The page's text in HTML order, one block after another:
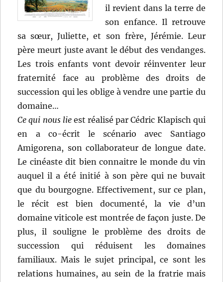
il revient dans la terre de
son enfance. Il retrouve
sa sœur, Juliette, et son frère, Jérémie. Leur
père meurt juste avant le début des vendanges.
Les trois enfants vont devoir réinventer leur
fraternité face au problème des droits de
succession qui les oblige à vendre une partie du
domaine…
Ce qui nous lieest réalisé par Cédric Klapisch qui
en a co-écrit le scénario avec Santiago
Amigorena, son collaborateur de longue date.
Le cinéaste dit bien connaitre le monde du vin
auquel il a été initié à son père qui ne buvait
que du bourgogne. Effectivement, sur ce plan,
le récit est bien documenté, la vie d’un
domaine viticole est montrée de façon juste. De
plus, il souligne le problème des droits de
succession qui réduisent les domaines
familiaux. Mais le sujet principal, ce sont les
relations humaines, au sein de la fratrie mais